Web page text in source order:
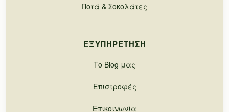
Ποτά & Σοκολάτες
ΕΞΥΠΗΡΈΤΗΣΗ
Το Blog μας
Επιστροφές
Επικοινωνία